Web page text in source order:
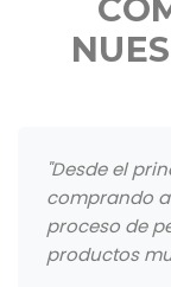
"Desde el
comprando
proceso de
productos